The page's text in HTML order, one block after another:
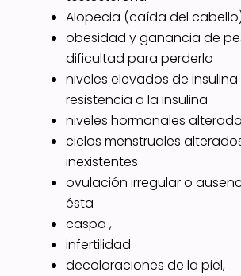
Alopecia (caída del
obesidad y ganancia de
dificultad para perderlo
niveles elevados de insulina
resistencia a la insulina
niveles hormonales
ciclos menstruales
inexistentes
ovulación irregular o
ésta
caspa ,
infertilidad
decoloraciones de la piel,